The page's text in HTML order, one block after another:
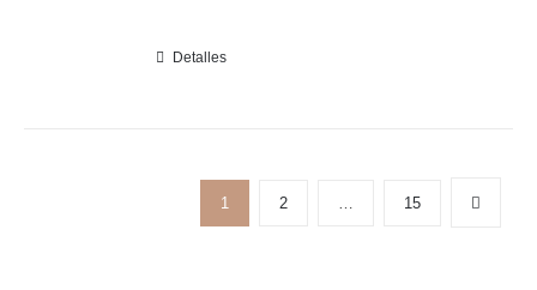
Detalles
1 2 15